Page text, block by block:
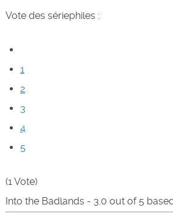
Vote des sériephiles :
1
2
3
4
5
(1 Vote)
Into the Badlands- 3.0 out of 5